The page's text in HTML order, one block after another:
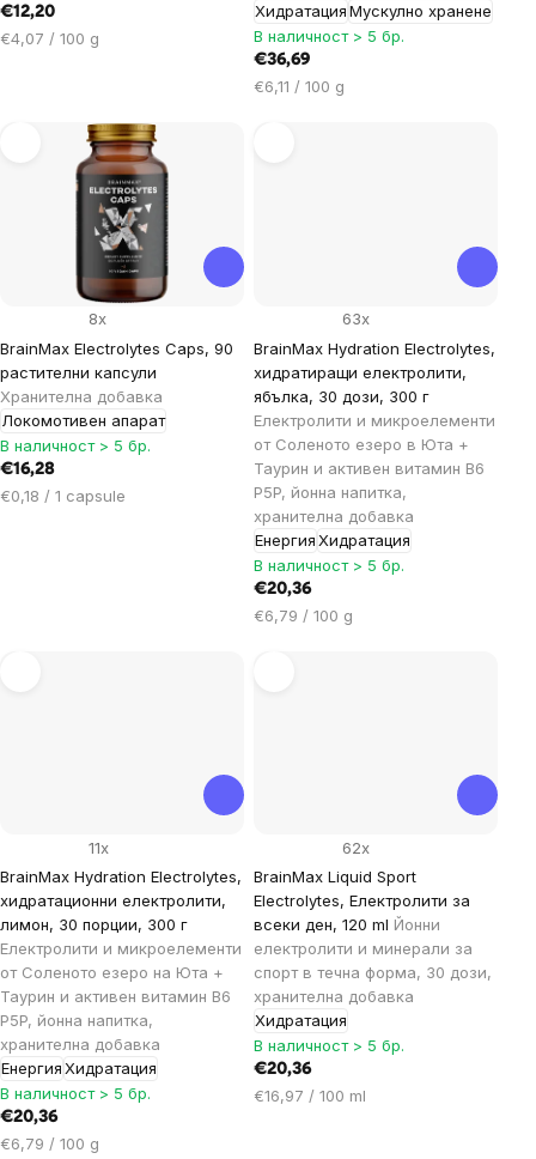
€12,20
Цена
€4,07 / 100 g
ХидратацияМускулно хранене
В наличност > 5 бр.
€36,69
Цена
€6,11 / 100 g
BrainMax Electrolytes Caps, 90
растителни капсули
Xранителна добавка
Локомотивен апарат
8x
В наличност > 5 бр.
€16,28
Цена
€0,18 / 1 capsule
BrainMax Hydration Electrolytes,
хидратиращи електролити,
ябълка, 30 дози, 300 г
Електролити и микроелементи
от Соленото езеро в Юта +
Таурин и активен витамин B6
P5P, йонна напитка,
хранителна добавка
ЕнергияХидратация
63x
В наличност > 5 бр.
€20,36
Цена
€6,79 / 100 g
BrainMax Hydration Electrolytes,
xидратационни електролити,
лимон, 30 порции, 300 г
Електролити и микроелементи
от Соленото езеро на Юта +
Таурин и активен витамин B6
P5P, йонна напитка,
хранителна добавка
ЕнергияХидратация
11x
В наличност > 5 бр.
€20,36
Цена
€6,79 / 100 g
BrainMax Liquid Sport
Electrolytes, Електролити за
всеки ден, 120 ml Йонни
електролити и минерали за
спорт в течна форма, 30 дози,
хранителна добавка
Хидратация
62x
В наличност > 5 бр.
€20,36
Цена
€16,97 / 100 ml